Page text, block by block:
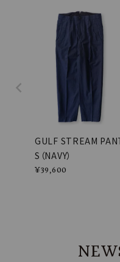
GULF STREAM
S（NAVY）
¥39,600